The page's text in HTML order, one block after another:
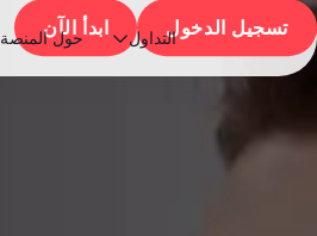
التداول حول المنصة تسجيل الدخول ابدأ الآن